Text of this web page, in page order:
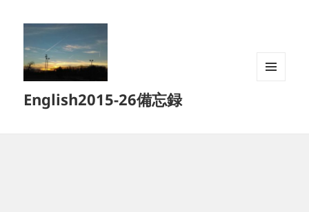
English2015-26備忘録